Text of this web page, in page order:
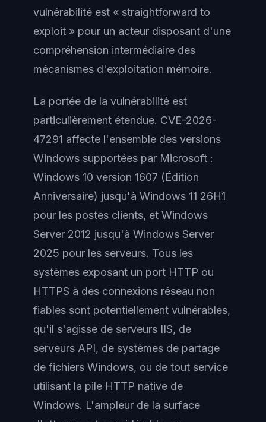
vulnérabilité est « straightforward to
exploit » pour un acteur disposant d'une
compréhension intermédiaire des
mécanismes d'exploitation mémoire.
La portée de la vulnérabilité est
particulièrement étendue. CVE-2026-
47291 affecte l'ensemble des versions
Windows supportées par Microsoft :
Windows 10 version 1607 (Édition
Anniversaire) jusqu'à Windows 11 26H1
pour les postes clients, et Windows
Server 2012 jusqu'à Windows Server
2025 pour les serveurs. Tous les
systèmes exposant un port HTTP ou
HTTPS à des connexions réseau non
fiables sont potentiellement vulnérables,
qu'il s'agisse de serveurs IIS, de
serveurs API, de systèmes de partage
de fichiers Windows, ou de tout service
utilisant la pile HTTP native de
Windows. L'ampleur de la surface